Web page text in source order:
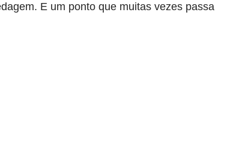
E um ponto que muitas vezes passa